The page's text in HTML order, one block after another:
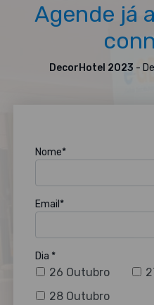
Agende já
DecorHotel 2023 -
Nome*
Email*
Dia *
26 Outubro
28 Outubro